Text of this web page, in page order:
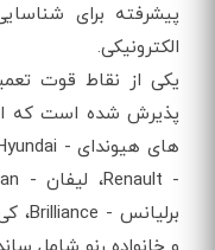
پیشرفته برای
الکترونیکی.
یکی از نقاط قوت
پذیرش شده است که از